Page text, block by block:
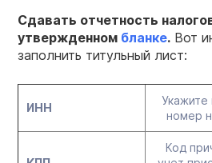
Сдавать отчетность
утвержденном бланке. Вот
заполнить титульный лист:
ИНН
Укажите
номер
Код